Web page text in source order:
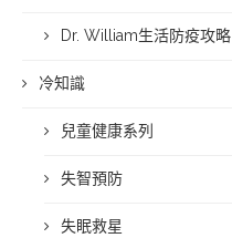
Dr. William生活防疫攻略
冷知識
兒童健康系列
失智預防
失眠救星